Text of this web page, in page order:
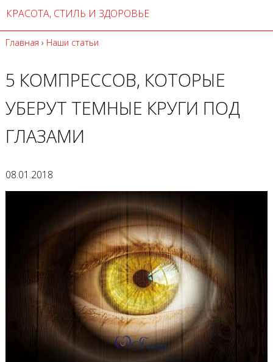
КРАСОТА, СТИЛЬ И ЗДОРОВЬЕ
Главная › Наши статьи
5 КОМПРЕССОВ, КОТОРЫЕ
УБЕРУТ ТЕМНЫЕ КРУГИ ПОД
ГЛАЗАМИ
08.01.2018